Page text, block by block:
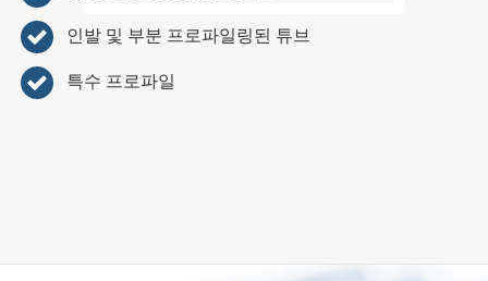
인발 및 부분 프로파일링된 튜브
특수 프로파일